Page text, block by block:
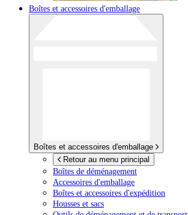
Boîtes et accessoires d'emballage
Boîtes et accessoires d'emballage
Retour au menu principal
Boîtes de déménagement
Accessoires d'emballage
Boîtes et accessoires d'expédition
Housses et sacs